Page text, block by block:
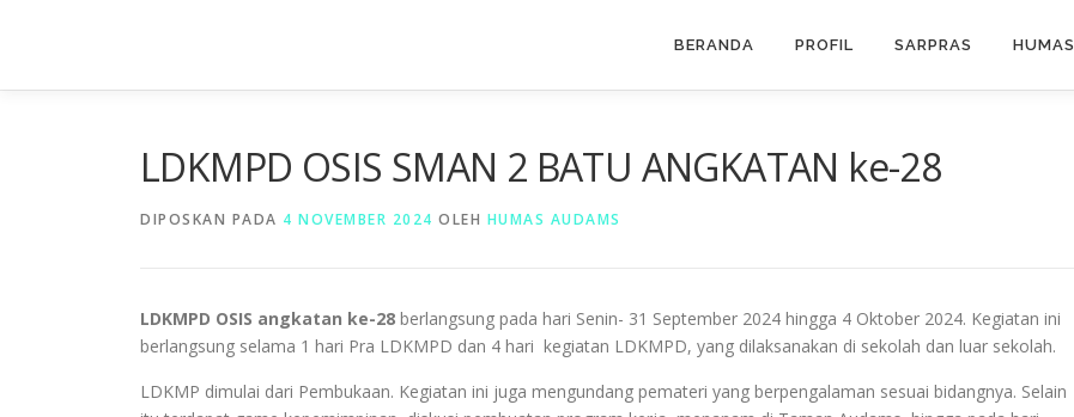
BERANDA PROFIL SARPRAS HUMAS
LDKMPD OSIS SMAN 2 BATU ANGKATAN ke-28
DIPOSKAN PADA 4 NOVEMBER 2024 OLEH HUMAS AUDAMS
LDKMPD OSIS angkatan ke-28 berlangsung pada hari Senin- 31 September 2024 hingga 4 Oktober 2024. Kegiatan ini
berlangsung selama 1 hari Pra LDKMPD dan 4 hari kegiatan LDKMPD, yang dilaksanakan di sekolah dan luar sekolah.
LDKMP dimulai dari Pembukaan. Kegiatan ini juga mengundang pemateri yang berpengalaman sesuai bidangnya. Selain